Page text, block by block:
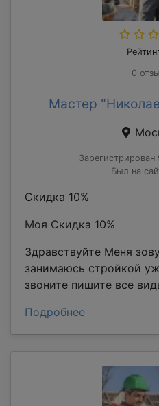
0
Мастер
Зарегистрирован
Был на
Скидка 10%
Моя Скидка 10%
Здравствуйте Меня
занимаюсь стройкой
звоните пишите все
Подробнее